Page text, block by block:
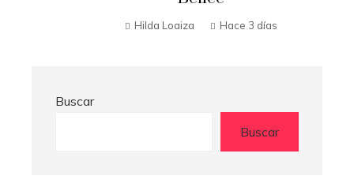
Hilda Loaiza Hace 3 días
Buscar
Buscar